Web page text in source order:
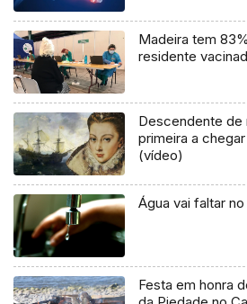
Madeira tem
residente
Descendente de
primeira a
(vídeo)
Água vai faltar
Festa em honra